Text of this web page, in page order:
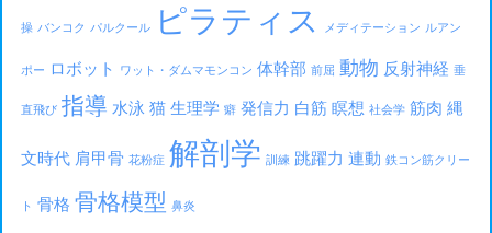
操 バンコク パルクール ピラティス メディテーション ルアン
ポー ロボット ワット・ダムマモンコン 体幹部 前屈 動物 反射神経 垂
直飛び 指導 水泳 猫 生理学 癖 発信力 白筋 瞑想 社会学 筋肉 縄
文時代 肩甲骨 花粉症 解剖学 訓練 跳躍力 連動 鉄コン筋クリー
ト 骨格 骨格模型 鼻炎